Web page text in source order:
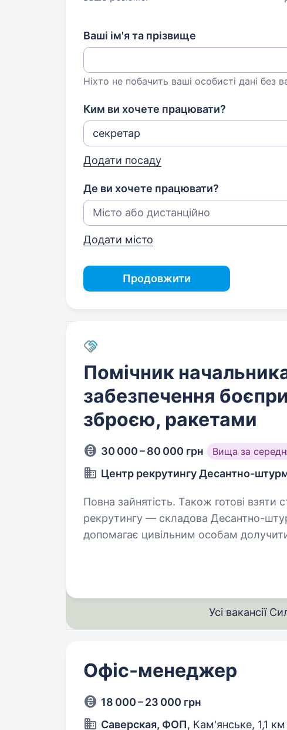
Ваші ім'я та прізвище
Ніхто не побачить ваші особисті дані без
Ким ви хочете працювати?
Додати посаду
Де ви хочете працювати?
Додати місто
Продовжити
Помічник
забезпечення
зброєю, ракетами
30 000 – 80 000 грн Вища за
Центр рекрутингу Десантно-
Повна зайнятість. Також готові взяти студента.
рекрутингу — складова Десантно-
допомагає цивільним особам
Усі вакансії
Офіс-менеджер
18 000 – 23 000 грн
Саверская, ФОП, Кам'янське, 1,1